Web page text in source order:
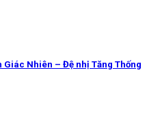
Nhiên – Đệ nhị Tăng Thống